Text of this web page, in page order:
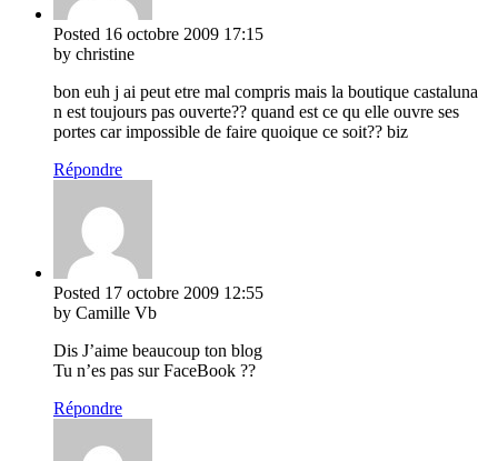
Posted 16 octobre 2009 17:15
by christine
bon euh j ai peut etre mal compris mais la boutique castaluna
n est toujours pas ouverte?? quand est ce qu elle ouvre ses
portes car impossible de faire quoique ce soit?? biz
Répondre
Posted 17 octobre 2009 12:55
by Camille Vb
Dis J’aime beaucoup ton blog
Tu n’es pas sur FaceBook ??
Répondre